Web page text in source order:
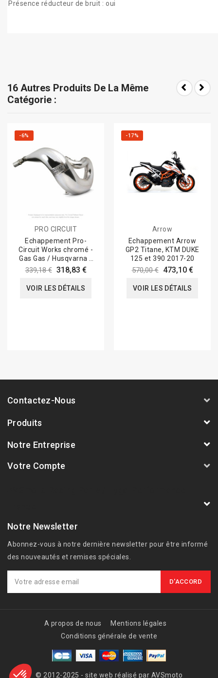
Présence réducteur de bruit : oui
16 Autres Produits De La Même
Catégorie :
-6%
PRO CIRCUIT
Echappement Pro-
Circuit Works chromé -
Gas Gas / Husqvarna /
Ktm 125
339,18 € 318,83 €
VOIR LES DÉTAILS
-17%
Arrow
Echappement Arrow
GP2 Titane, KTM DUKE
125 et 390 2017-20
570,00 € 473,10 €
VOIR LES DÉTAILS
Contactez-Nous
Produits
Notre Entreprise
Votre Compte
Notre Newsletter
Abonnez-vous à notre dernière newsletter pour être informé
des nouveautés et remises spéciales.
A propos de nous
Mentions légales
Conditions générale de vente
© 2012-2025 - site web réalisé par AVSmoto